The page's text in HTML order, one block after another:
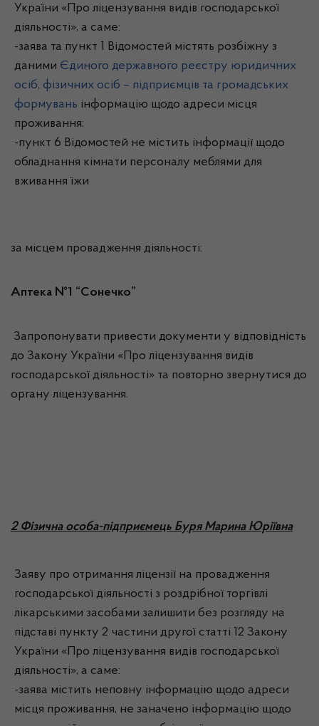
України «Про ліцензування видів господарської
діяльності», а саме:
-заява та пункт 1 Відомостей містять розбіжну з
даними Єдиного державного реєстру юридичних
осіб, фізичних осіб – підприємців та громадських
формувань інформацію щодо адреси місця
проживання;
-пункт 6 Відомостей не містить інформації щодо
обладнання кімнати персоналу меблями для
вживання їжи
за місцем провадження діяльності:
Аптека №1 “Сонечко”
Запропонувати привести документи у відповідність
до Закону України «Про ліцензування видів
господарської діяльності» та повторно звернутися до
органу ліцензування.
2 Фізична особа-підприємець Буря Марина Юріївна
Заяву про отримання ліцензії на провадження
господарської діяльності з роздрібної торгівлі
лікарськими засобами залишити без розгляду на
підставі пункту 2 частини другої статті 12 Закону
України «Про ліцензування видів господарської
діяльності», а саме:
-заява містить неповну інформацію щодо адреси
місця проживання, не заначено інформацію щодо